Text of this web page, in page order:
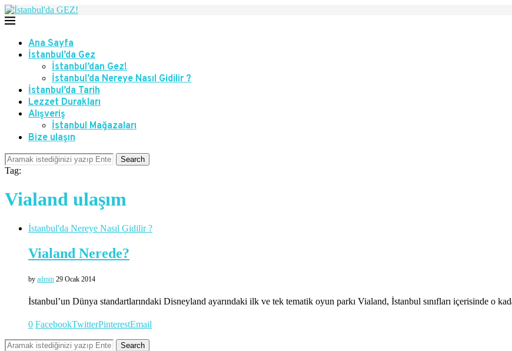
Ana Sayfa
İstanbul’da Gez
İstanbul’dan Gez!
İstanbul’da Nereye Nasıl Gidilir ?
İstanbul’da Tarih
Lezzet Durakları
Alışveriş
İstanbul Mağazaları
Bize ulaşın
Search
Tag:
Vialand ulaşım
İstanbul'da Nereye Nasıl Gidilir ?
Vialand Nerede?
by admin 29 Ocak 2014
İstanbul’un Dünya standartlarındaki Disneyland ayarındaki ilk ve tek tematik oyun parkı Vialand, İstanbul sınıfları içerisinde o
0 FacebookTwitterPinterestEmail